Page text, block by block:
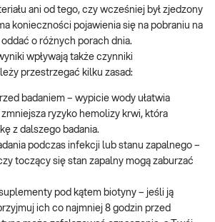
ani od tego, czy wcześniej był zjedzony
konieczności pojawienia się na pobraniu na
o różnych porach dnia.
wpływają także czynniki
przestrzegać kilku zasad:
badaniem – wypicie wody ułatwia
ryzyko hemolizy krwi, która
z dalszego badania.
podczas infekcji lub stanu zapalnego –
toczący się stan zapalny mogą zaburzać
pod kątem biotyny – jeśli ją
ich co najmniej 8 godzin przed